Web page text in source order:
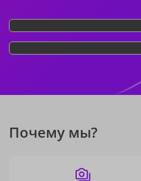
Почему мы?